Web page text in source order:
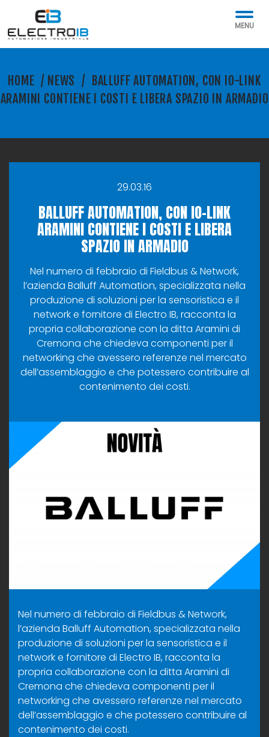
MENU
HOME / NEWS / BALLUFF AUTOMATION, CON IO-LINK
ARAMINI CONTIENE I COSTI E LIBERA SPAZIO IN ARMADIO
29.03.16
BALLUFF AUTOMATION, CON IO-LINK
ARAMINI CONTIENE I COSTI E LIBERA
SPAZIO IN ARMADIO
Nel numero di febbraio di Fieldbus & Network,
l’azienda Balluff Automation, specializzata nella
produzione di soluzioni per la sensoristica e il
network e fornitore di Electro IB, racconta la
propria collaborazione con la ditta Aramini di
Cremona che chiedeva componenti per il
networking che avessero referenze nel mercato
dell’assemblaggio e che potessero contribuire al
contenimento dei costi.
Nel numero di febbraio di Fieldbus & Network,
l’azienda Balluff Automation, specializzata nella
produzione di soluzioni per la sensoristica e il
network e fornitore di Electro IB, racconta la
propria collaborazione con la ditta Aramini di
Cremona che chiedeva componenti per il
networking che avessero referenze nel mercato
dell’assemblaggio e che potessero contribuire al
contenimento dei costi.